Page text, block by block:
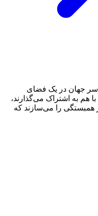
جهان در یک فضای
هم به اشتراک می‌گذارند،
همبستگی را می‌سازند که